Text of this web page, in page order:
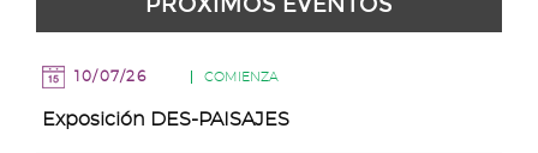
Agosto Agosto Agosto Agosto Agosto
10/07/26 COMIENZA
Exposición DES-PAISAJES